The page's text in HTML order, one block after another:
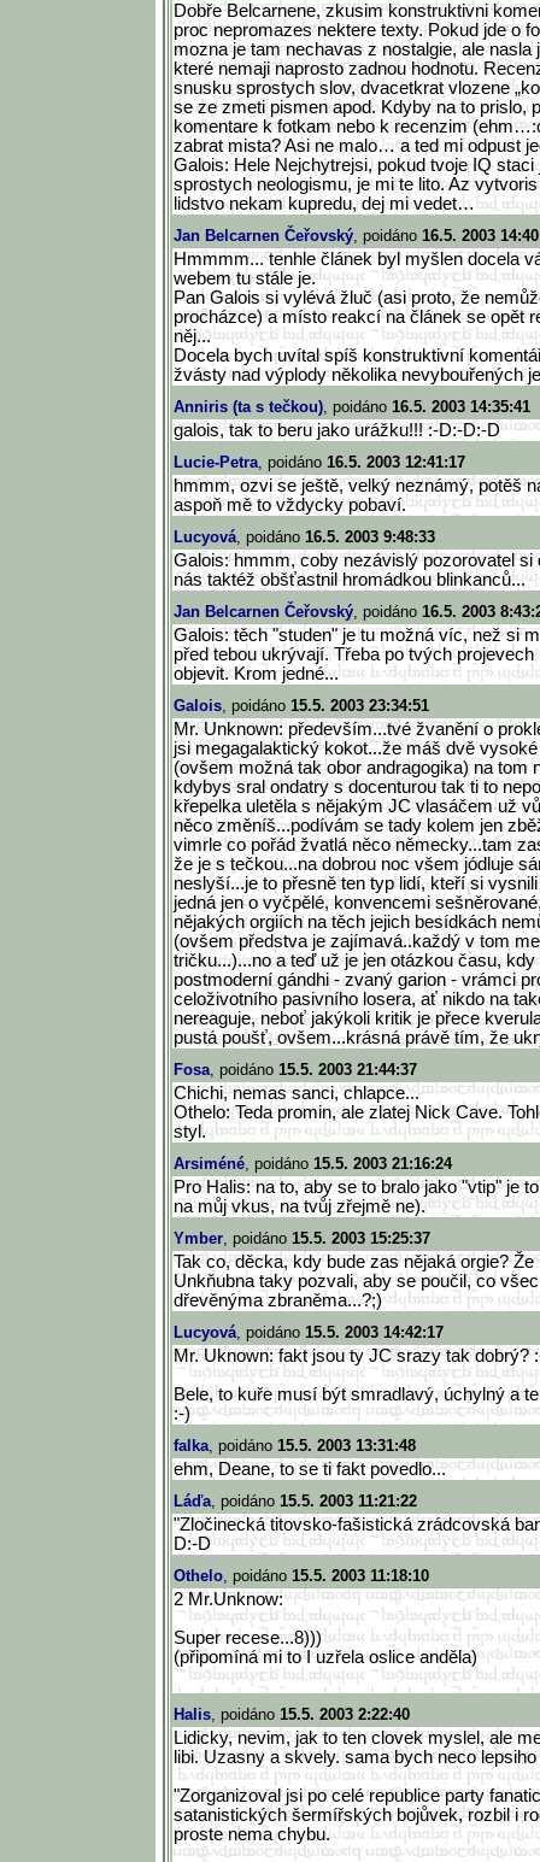
Dobře Belcarnene, zkusim konstruktivni
proc nepromazes nektere texty. Pokud jde o
mozna je tam nechavas z nostalgie, ale
které nemaji naprosto zadnou hodnotu.
snusku sprostych slov, dvacetkrat vlozene
se ze zmeti pismen apod. Kdyby na to prislo,
komentare k fotkam nebo k recenzim
zabrat mista? Asi ne malo… a ted mi odpust
Galois: Hele Nejchytrejsi, pokud tvoje IQ
sprostych neologismu, je mi te lito. Az
lidstvo nekam kupredu, dej mi vedet…
Jan Belcarnen Čeřovský, poidáno 16.5. 2003
Hmmmm... tenhle článek byl myšlen docela
webem tu stále je.
Pan Galois si vylévá žluč (asi proto, že
procházce) a místo reakcí na článek se opět
něj...
Docela bych uvítal spíš konstruktivní
žvásty nad výplody několika nevybouřených
Anniris (ta s tečkou), poidáno 16.5. 2003 14:35:41
galois, tak to beru jako urážku!!! :-D:-D:-D
Lucie-Petra, poidáno 16.5. 2003 12:41:17
hmmm, ozvi se ještě, velký neznámý, potěš
aspoň mě to vždycky pobaví.
Lucyová, poidáno 16.5. 2003 9:48:33
Galois: hmmm, coby nezávislý pozorovatel si
nás taktéž obšťastnil hromádkou blinkanců...
Jan Belcarnen Čeřovský, poidáno 16.5. 2003
Galois: těch "studen" je tu možná víc, než si
před tebou ukrývají. Třeba po tvých
objevit. Krom jedné...
Galois, poidáno 15.5. 2003 23:34:51
Mr. Unknown: především...tvé žvanění o
jsi megagalaktický kokot...že máš dvě
(ovšem možná tak obor andragogika) na tom
kdybys sral ondatry s docenturou tak ti to
křepelka uletěla s nějakým JC vlasáčem už
něco změníš...podívám se tady kolem jen
vimrle co pořád žvatlá něco německy...tam
že je s tečkou...na dobrou noc všem jódluje
neslyší...je to přesně ten typ lidí, kteří si
jedná jen o vyčpělé, konvencemi
nějakých orgiích na těch jejich besídkách
(ovšem předstva je zajímavá..každý v tom
tričku...)...no a teď už je jen otázkou času,
postmoderní gándhi - zvaný garion - vrámci
celoživotního pasivního losera, ať nikdo na
nereaguje, neboť jakýkoli kritik je přece
pustá poušť, ovšem...krásná právě tím, že
Fosa, poidáno 15.5. 2003 21:44:37
Chichi, nemas sanci, chlapce...
Othelo: Teda promin, ale zlatej Nick Cave.
styl.
Arsiméné, poidáno 15.5. 2003 21:16:24
Pro Halis: na to, aby se to bralo jako "vtip" je
na můj vkus, na tvůj zřejmě ne).
Ymber, poidáno 15.5. 2003 15:25:37
Tak co, děcka, kdy bude zas nějaká orgie?
Unkňubna taky pozvali, aby se poučil, co
dřevěnýma zbraněma...?;)
Lucyová, poidáno 15.5. 2003 14:42:17
Mr. Uknown: fakt jsou ty JC srazy tak dobrý?
Bele, to kuře musí být smradlavý, úchylný a
:-)
falka, poidáno 15.5. 2003 13:31:48
ehm, Deane, to se ti fakt povedlo...
Láďa, poidáno 15.5. 2003 11:21:22
"Zločinecká titovsko-fašistická zrádcovská
D:-D
Othelo, poidáno 15.5. 2003 11:18:10
2 Mr.Unknow:
Super recese...8)))
(připomíná mi to I uzřela oslice anděla)
Halis, poidáno 15.5. 2003 2:22:40
Lidicky, nevim, jak to ten clovek myslel, ale
libi. Uzasny a skvely. sama bych neco
"Zorganizoval jsi po celé republice party
satanistických šermířských bojůvek, rozbil i
proste nema chybu.